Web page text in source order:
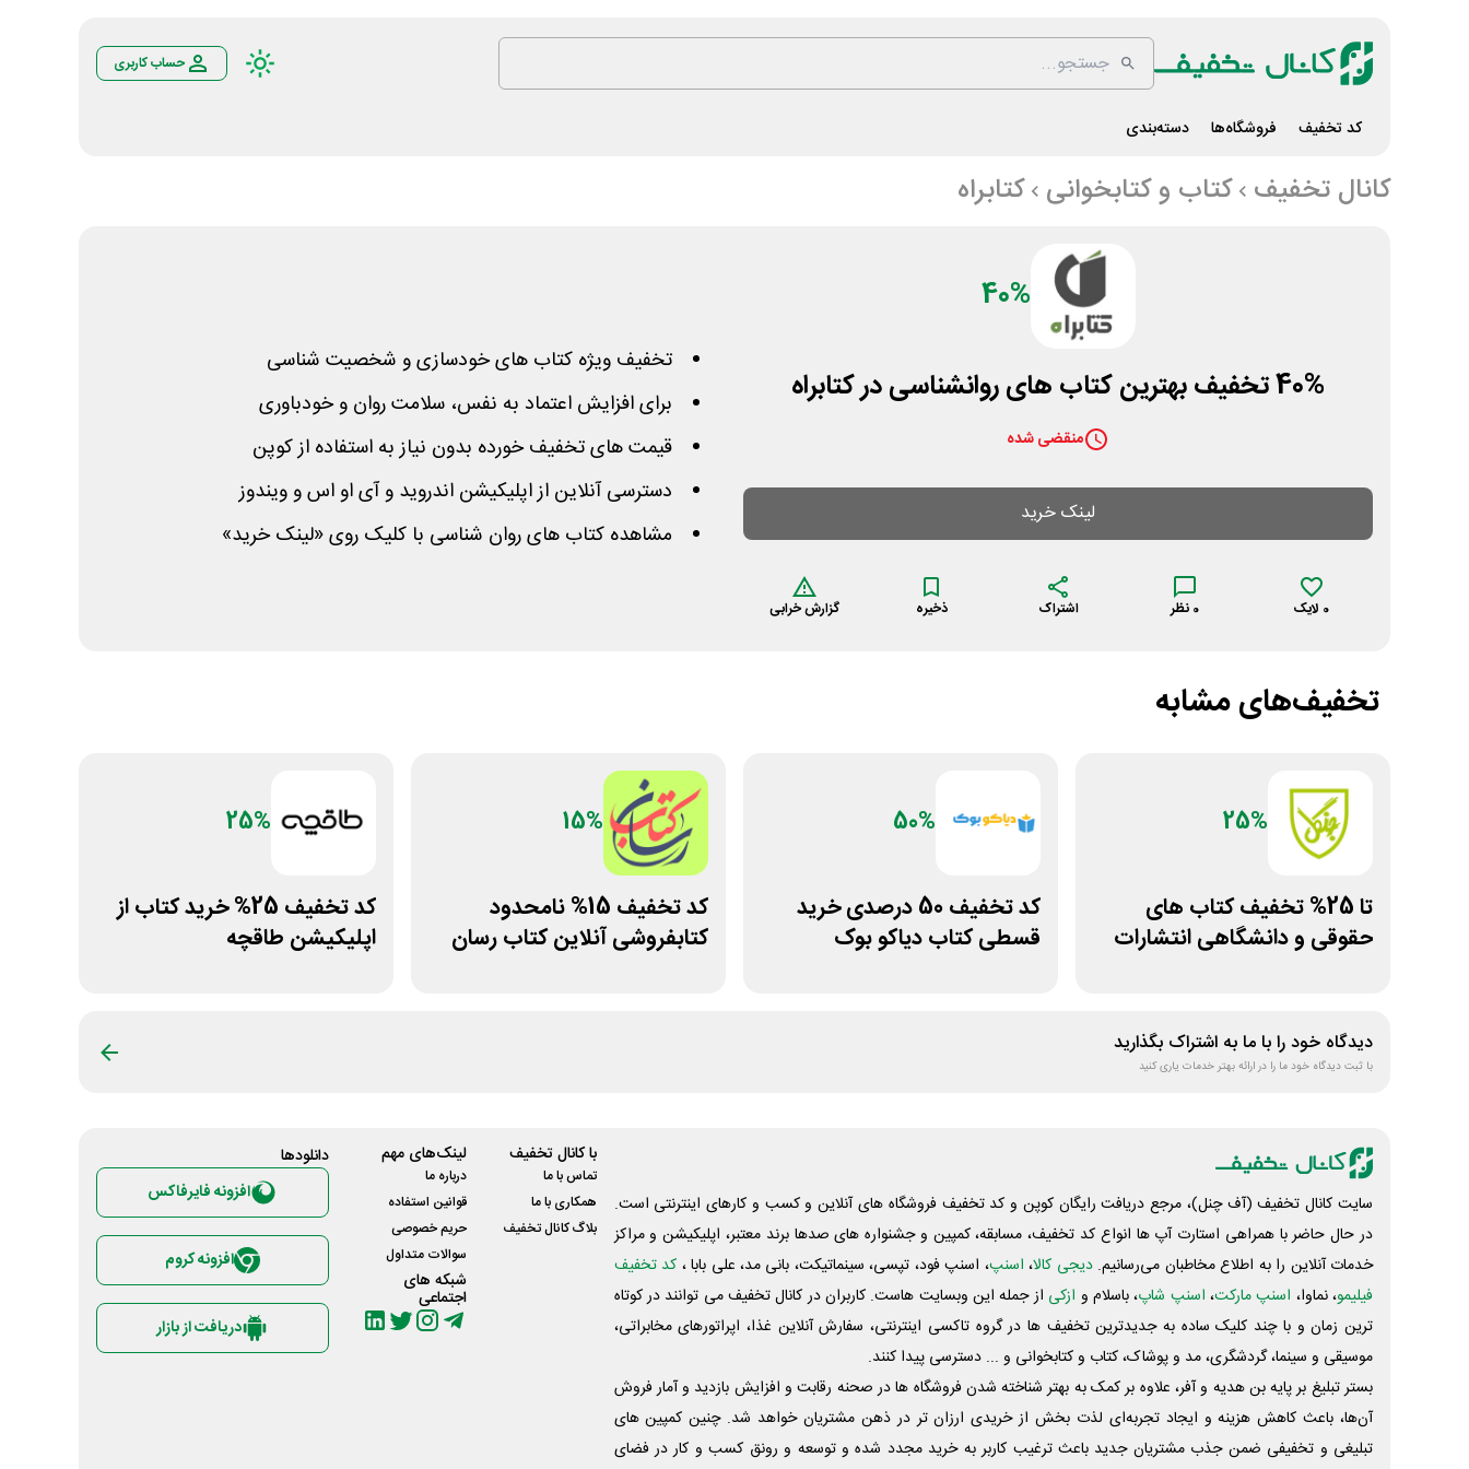
حساب کاربری
کد تخفیف فروشگاه‌ها دسته‌بندی
کانال تخفیف کتاب و کتابخوانی کتابراه
40%
40% تخفیف بهترین کتاب های روانشناسی در کتابراه
منقضی شده
لینک خرید
0 لایک 0 نظر اشتراک ذخیره گزارش خرابی
تخفیف ویژه کتاب های خودسازی و شخصیت شناسی
برای افزایش اعتماد به نفس، سلامت روان و خودباوری
قیمت های تخفیف خورده بدون نیاز به استفاده از کوپن
دسترسی آنلاین از اپلیکیشن اندروید و آی او اس و ویندوز
مشاهده کتاب های روان شناسی با کلیک روی «لینک خرید»
تخفیف‌های مشابه
25%
تا 25% تخفیف کتاب های
حقوقی و دانشگاهی انتشارات
50%
کد تخفیف 50 درصدی خرید
قسطی کتاب دیاکو بوک
15%
کد تخفیف 15% نامحدود
کتابفروشی آنلاین کتاب رسان
25%
کد تخفیف 25% خرید کتاب از
اپلیکیشن طاقچه
دیدگاه خود را با ما به اشتراک بگذارید
با ثبت دیدگاه خود ما را در ارائه بهتر خدمات یاری کنید
سایت کانال تخفیف (آف چنل)، مرجع دریافت رایگان کوپن و کد تخفیف فروشگاه های آنلاین و کسب و‌ کارهای اینترنتی است.
در حال حاضر با همراهی استارت آپ ها انواع کد تخفیف، مسابقه، کمپین و جشنواره های صدها برند معتبر، اپلیکیشن و مراکز
خدمات آنلاین را به اطلاع مخاطبان می‌رسانیم. دیجی کالا، اسنپ، اسنپ فود، تپسی، سینماتیکت، بانی مد، علی‌ بابا ، کد تخفیف
فیلیمو، نماوا، اسنپ مارکت، اسنپ شاپ، باسلام و ازکی از جمله این وبسایت ‌هاست. کاربران در کانال تخفیف می توانند در کوتاه
ترین زمان و با چند کلیک ساده به جدیدترین تخفیف ها در گروه تاکسی اینترنتی، سفارش آنلاین غذا، اپراتورهای مخابراتی،
موسیقی و سینما، گردشگری، مد و پوشاک، کتاب و کتابخوانی و ... دسترسی پیدا کنند.
بستر تبلیغ بر پایه بن هدیه و آفر، علاوه بر کمک به بهتر شناخته شدن فروشگاه ها در صحنه رقابت و افزایش بازدید و آمار فروش
آن‌ها، باعث کاهش هزینه و ایجاد تجربه‌ای لذت بخش از خریدی ارزان تر در ذهن مشتریان خواهد شد. چنین کمپین های
تبلیغی و تخفیفی ضمن جذب مشتریان جدید باعث ترغیب کاربر به خرید مجدد شده و توسعه و رونق کسب و کار در فضای
با کانال تخفیف
تماس با ما
همکاری با ما
بلاگ کانال تخفیف
لینک‌های مهم
درباره ما
قوانین استفاده
حریم خصوصی
سوالات متداول
شبکه های
اجتماعی
دانلود‌ها
افزونه فایرفاکس
افزونه کروم
دریافت از بازار